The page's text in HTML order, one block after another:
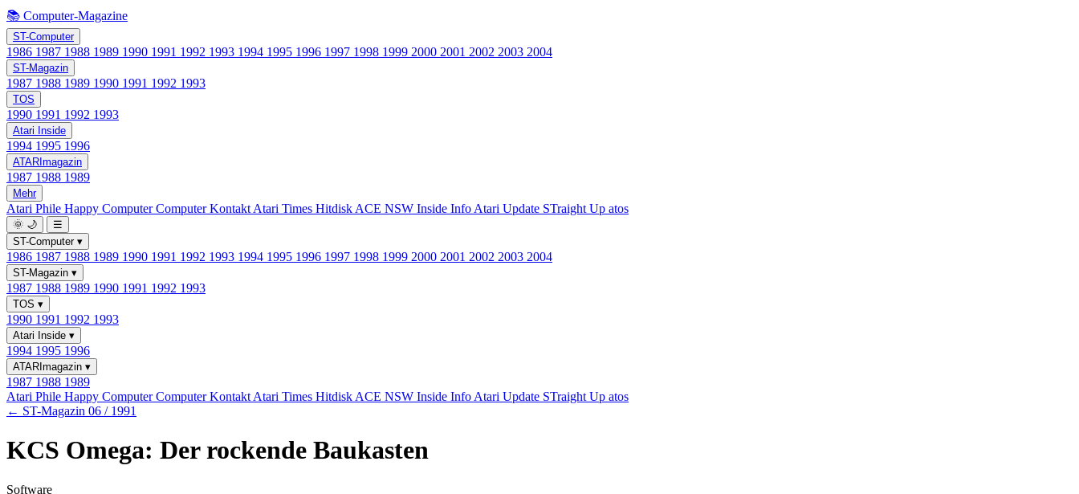
📚 Computer-Magazine
ST-Computer
1986 1987 1988 1989 1990 1991 1992 1993 1994 1995 1996 1997 1998 1999 2000 2001 2002 2003 2004
ST-Magazin
1987 1988 1989 1990 1991 1992 1993
TOS
1990 1991 1992 1993
Atari Inside
1994 1995 1996
ATARImagazin
1987 1988 1989
Mehr
Atari Phile Happy ComputerComputer Kontakt Atari Times Hitdisk ACE NSW Inside Info Atari Update STraight Up atos
🌞 🌙
☰
ST-Computer ▾
1986 1987 1988 1989 1990 1991 1992 1993 1994 1995 1996 1997 1998 1999 2000 2001 2002 2003 2004
ST-Magazin ▾
1987 1988 1989 1990 1991 1992 1993
TOS ▾
1990 1991 1992 1993
Atari Inside ▾
1994 1995 1996
ATARImagazin ▾
1987 1988 1989
Atari Phile Happy ComputerComputer Kontakt Atari Times Hitdisk ACE NSW Inside Info Atari Update STraight Up atos
← ST-Magazin 06 / 1991
KCS Omega: Der rockende Baukasten
Software